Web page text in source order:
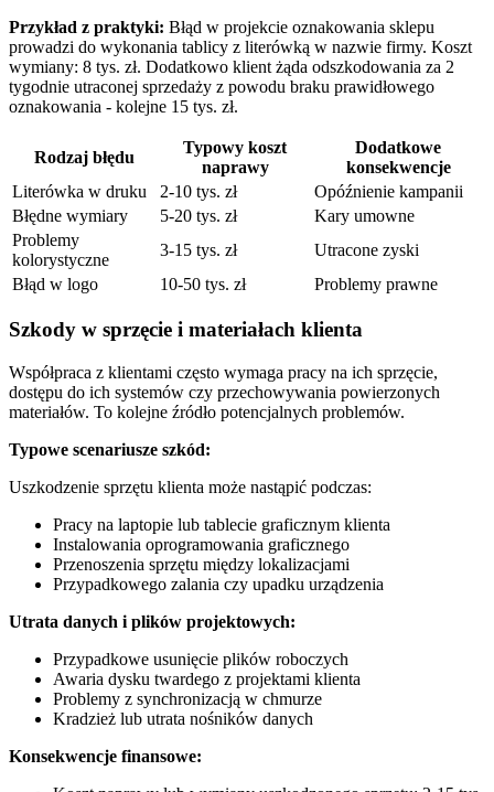
Przykład z praktyki: Błąd w projekcie oznakowania sklepu
prowadzi do wykonania tablicy z literówką w nazwie firmy. Koszt
wymiany: 8 tys. zł. Dodatkowo klient żąda odszkodowania za 2
tygodnie utraconej sprzedaży z powodu braku prawidłowego
oznakowania - kolejne 15 tys. zł.
Rodzaj błędu
Typowy koszt
naprawy
Dodatkowe
konsekwencje
Literówka w druku
2-10 tys. zł
Opóźnienie kampanii
Błędne wymiary
5-20 tys. zł
Kary umowne
Problemy
kolorystyczne
3-15 tys. zł
Utracone zyski
Błąd w logo
10-50 tys. zł Problemy prawne
Szkody w sprzęcie i materiałach klienta
Współpraca z klientami często wymaga pracy na ich sprzęcie,
dostępu do ich systemów czy przechowywania powierzonych
materiałów. To kolejne źródło potencjalnych problemów.
Typowe scenariusze szkód:
Uszkodzenie sprzętu klienta może nastąpić podczas:
Pracy na laptopie lub tablecie graficznym klienta
Instalowania oprogramowania graficznego
Przenoszenia sprzętu między lokalizacjami
Przypadkowego zalania czy upadku urządzenia
Utrata danych i plików projektowych:
Przypadkowe usunięcie plików roboczych
Awaria dysku twardego z projektami klienta
Problemy z synchronizacją w chmurze
Kradzież lub utrata nośników danych
Konsekwencje finansowe: